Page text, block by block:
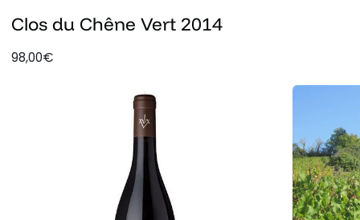
Clos du Chêne Vert 2014
98,00€